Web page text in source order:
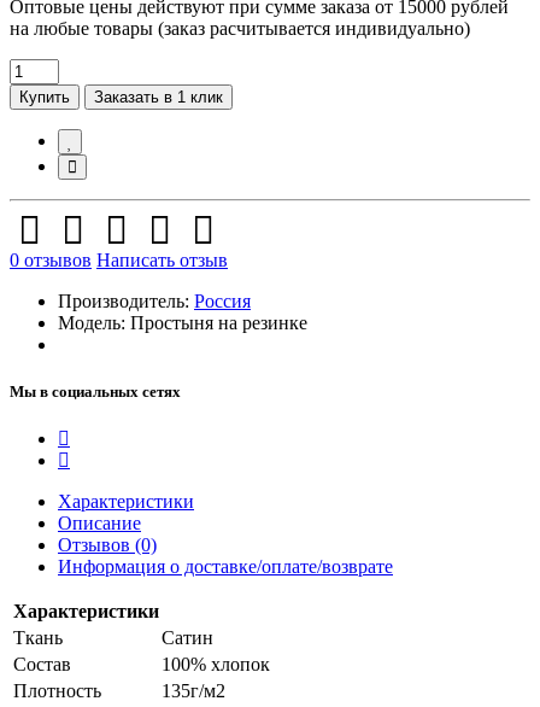
Оптовые цены действуют при сумме заказа от 15000 рублей
на любые товары (заказ расчитывается индивидуально)
Купить Заказать в 1 клик
0 отзывов Написать отзыв
Производитель: Россия
Модель: Простыня на резинке
Мы в социальных сетях
Характеристики
Описание
Отзывов (0)
Информация о доставке/оплате/возврате
Характеристики
Ткань
Сатин
Состав
100% хлопок
Плотность
135г/м2